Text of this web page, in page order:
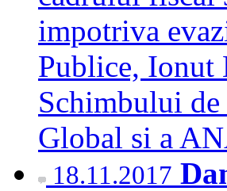
impotriva
Publice, Ionut
Schimbului
Global si a
18.11.2017